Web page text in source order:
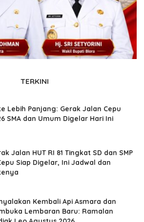
TERKINI
Lebih Panjang: Gerak Jalan Cepu
SMA dan Umum Digelar Hari Ini
Jalan HUT RI 81 Tingkat SD dan SMP
Siap Digelar, Ini Jadwal dan
Kembali Api Asmara dan
Lembaran Baru: Ramalan